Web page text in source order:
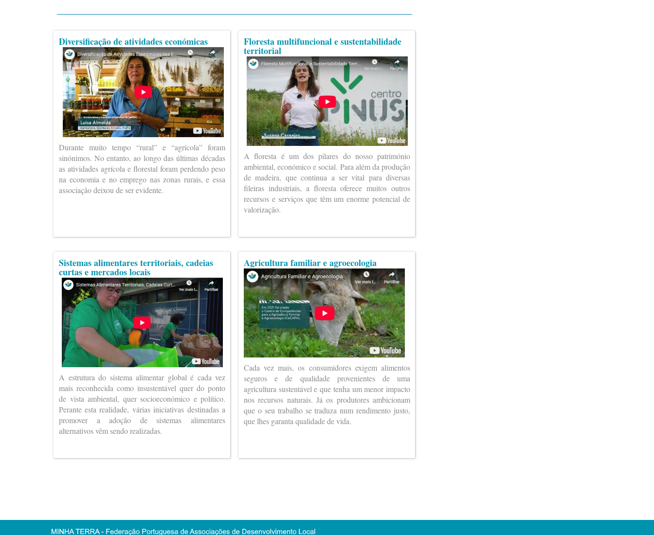
Diversificação de atividades económicas
Durante muito tempo “rural” e “agrícola” foram
sinónimos. No entanto, ao longo das últimas décadas
as atividades agrícola e florestal foram perdendo peso
na economia e no emprego nas zonas rurais, e essa
associação deixou de ser evidente.
Sistemas alimentares territoriais, cadeias
curtas e mercados locais
A estrutura do sistema alimentar global é cada vez
mais reconhecida como insustentável quer do ponto
de vista ambiental, quer socioeconómico e político.
Perante esta realidade, várias iniciativas destinadas a
promover a adoção de sistemas alimentares
alternativos vêm sendo realizadas.
Floresta multifuncional e sustentabilidade
territorial
A floresta é um dos pilares do nosso património
ambiental, económico e social. Para além da produção
de madeira, que continua a ser vital para diversas
fileiras industriais, a floresta oferece muitos outros
recursos e serviços que têm um enorme potencial de
valorização.
Agricultura familiar e agroecologia
Cada vez mais, os consumidores exigem alimentos
seguros e de qualidade provenientes de uma
agricultura sustentável e que tenha um menor impacto
nos recursos naturais. Já os produtores ambicionam
que o seu trabalho se traduza num rendimento justo,
que lhes garanta qualidade de vida.